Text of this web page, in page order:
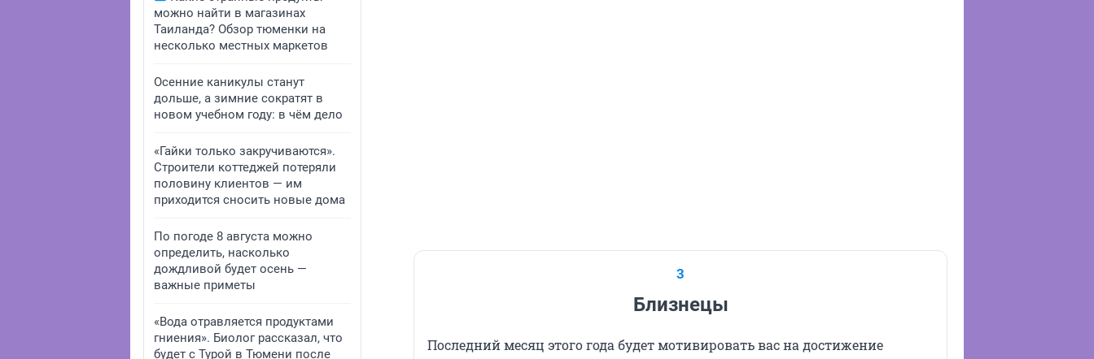
можно найти в магазинах
Таиланда? Обзор тюменки на
несколько местных маркетов
Осенние каникулы станут
дольше, а зимние сократят в
новом учебном году: в чём дело
«Гайки только закручиваются».
Строители коттеджей потеряли
половину клиентов — им
приходится сносить новые дома
По погоде 8 августа можно
определить, насколько
дождливой будет осень —
важные приметы
«Вода отравляется продуктами
гниения». Биолог рассказал, что
будет с Турой в Тюмени после
3
Близнецы
Последний месяц этого года будет мотивировать вас на достижение